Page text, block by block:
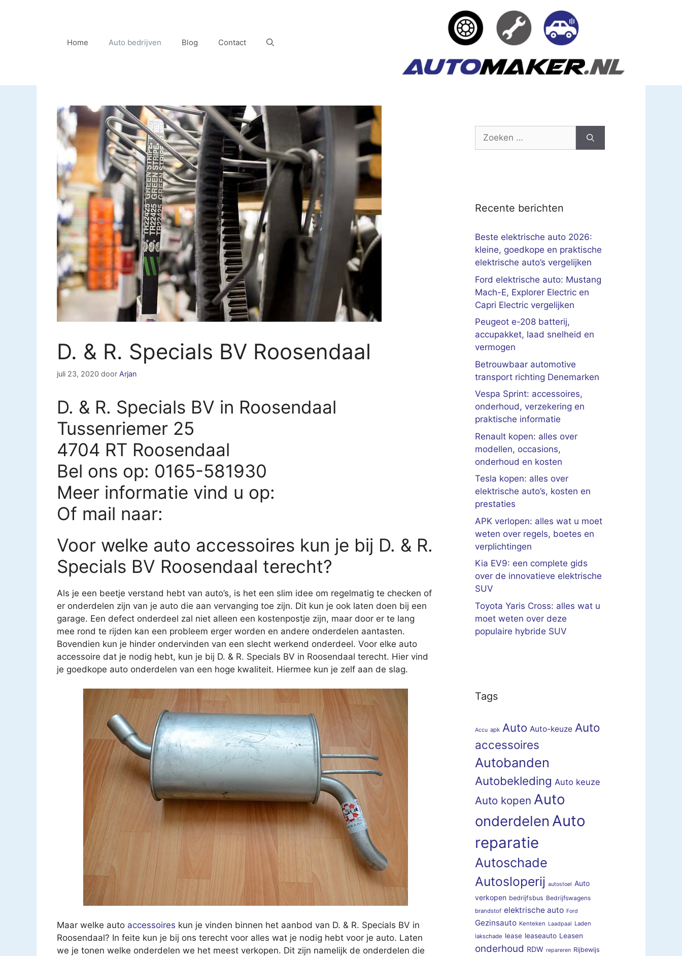
Home Auto bedrijven Blog Contact
D. & R. Specials BV Roosendaal
juli 23, 2020 door Arjan
D. & R. Specials BV in Roosendaal
Tussenriemer 25
4704 RT Roosendaal
Bel ons op: 0165-581930
Meer informatie vind u op:
Of mail naar:
Voor welke auto accessoires kun je bij D. & R.
Specials BV Roosendaal terecht?
Als je een beetje verstand hebt van auto’s, is het een slim idee om regelmatig te checken of
er onderdelen zijn van je auto die aan vervanging toe zijn. Dit kun je ook laten doen bij een
garage. Een defect onderdeel zal niet alleen een kostenpostje zijn, maar door er te lang
mee rond te rijden kan een probleem erger worden en andere onderdelen aantasten.
Bovendien kun je hinder ondervinden van een slecht werkend onderdeel. Voor elke auto
accessoire dat je nodig hebt, kun je bij D. & R. Specials BV in Roosendaal terecht. Hier vind
je goedkope auto onderdelen van een hoge kwaliteit. Hiermee kun je zelf aan de slag.
Maar welke auto accessoires kun je vinden binnen het aanbod van D. & R. Specials BV in
Roosendaal? In feite kun je bij ons terecht voor alles wat je nodig hebt voor je auto. Laten
we je tonen welke onderdelen we het meest verkopen. Dit zijn namelijk de onderdelen die
Zoek
Recente berichten
Beste elektrische auto 2026:
kleine, goedkope en praktische
elektrische auto’s vergelijken
Ford elektrische auto: Mustang
Mach-E, Explorer Electric en
Capri Electric vergelijken
Peugeot e-208 batterij,
accupakket, laad snelheid en
vermogen
Betrouwbaar automotive
transport richting Denemarken
Vespa Sprint: accessoires,
onderhoud, verzekering en
praktische informatie
Renault kopen: alles over
modellen, occasions,
onderhoud en kosten
Tesla kopen: alles over
elektrische auto’s, kosten en
prestaties
APK verlopen: alles wat u moet
weten over regels, boetes en
verplichtingen
Kia EV9: een complete gids
over de innovatieve elektrische
SUV
Toyota Yaris Cross: alles wat u
moet weten over deze
populaire hybride SUV
Tags
Accu apk Auto Auto-keuze Auto
accessoires
Autobanden
Autobekleding Auto keuze
Auto kopen Auto
onderdelen Auto
reparatie
Autoschade
Autosloperij autostoel Auto
verkopen bedrijfsbus Bedrijfswagens
brandstof elektrische auto Ford
Gezinsauto Kenteken Laadpaal Laden
lakschade lease leaseauto Leasen
onderhoud RDW repareren Rijbewijs